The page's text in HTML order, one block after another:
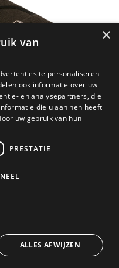
via WhatsApp
×
van
te personaliseren
ook informatie over uw
en analysepartners, die
die u aan hen heeft
uw gebruik van hun
PRESTATIE
ALLES AFWIJZEN